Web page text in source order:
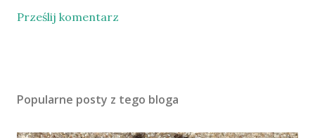
Prześlij komentarz
Popularne posty z tego bloga